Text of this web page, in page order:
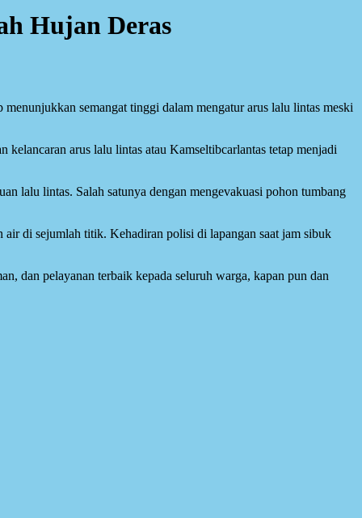
Hujan Deras
semangat tinggi dalam mengatur arus lalu lintas meski
arus lalu lintas atau Kamseltibcarlantas tetap menjadi
lalu lintas. Salah satunya dengan mengevakuasi pohon tumbang
di sejumlah titik. Kehadiran polisi di lapangan saat jam sibuk
dan pelayanan terbaik kepada seluruh warga, kapan pun dan